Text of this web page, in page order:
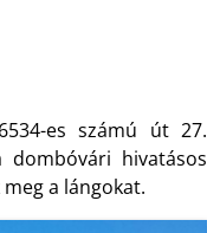
es számú út 27.
hivatásos
a lángokat.